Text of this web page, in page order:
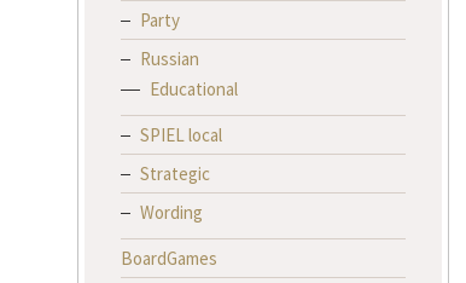
Party
Russian
Educational
SPIEL local
Strategic
Wording
BoardGames